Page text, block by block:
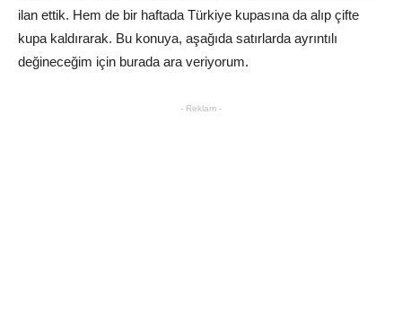
ilan ettik. Hem de bir haftada Türkiye kupasına da alıp çifte
kupa kaldırarak. Bu konuya, aşağıda satırlarda ayrıntılı
değineceğim için burada ara veriyorum.
- Reklam -